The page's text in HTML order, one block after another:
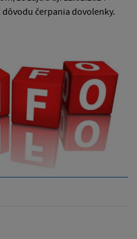
čerpania dovolenky.